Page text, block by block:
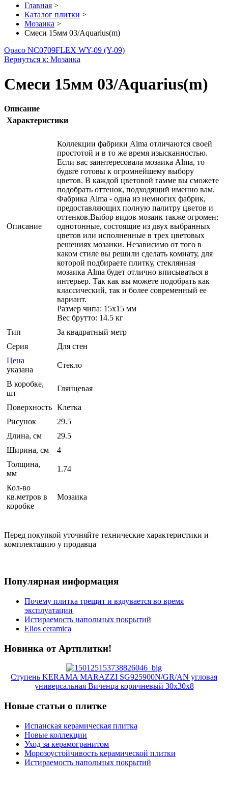
Главная >
Каталог плитки >
Мозаика >
Смеси 15мм 03/Aquarius(m)
Opaco NC0709FLEX WY-09 (Y-09)
Вернуться к: Мозаика
Смеси 15мм 03/Aquarius(m)
Описание
Характеристики
Описание
Коллекции фабрики Alma отличаются своей
простотой и в то же время изысканностью.
Если вас заинтересовала мозаика Alma, то
будьте готовы к огромнейшему выбору
цветов. В каждой цветовой гамме вы сможете
подобрать оттенок, подходящий именно вам.
Фабрика Alma - одна из немногих фабрик,
предоставляющих полную палитру цветов и
оттенков.Выбор видов мозаик также огромен:
однотонные, состоящие из двух выбранных
цветов или исполненные в трех цветовых
решениях мозаики. Независимо от того в
каком стиле вы решили сделать комнату, для
которой подбираете плитку, стеклянная
мозаика Alma будет отлично вписываться в
интерьер. Так как вы можете подобрать как
классический, так и более современный ее
вариант.
Размер чипа: 15x15 мм
Вес брутто: 14.5 кг
Тип
За квадратный метр
Серия
Для стен
Цена
указана
Стекло
В коробке,
шт
Глянцевая
Поверхность Клетка
Рисунок
29.5
Длина, см
29.5
Ширина, см
4
Толщина,
мм
1.74
Кол-во
кв.метров в
коробке
Мозаика
Перед покупкой уточняйте технические характеристики и
комплектацию у продавца
Популярная информация
Почему плитка трещит и вздувается во время
эксплуатации
Истираемость напольных покрытий
Elios ceramica
Новинка от Артплитки!
Ступень KERAMA MARAZZI SG925900N/GR/AN угловая
универсальная Виченца коричневый 30х30х8
Новые статьи о плитке
Испанская керамическая плитка
Новые коллекции
Уход за керамогранитом
Морозоустойчивость керамической плитки
Истираемость напольных покрытий